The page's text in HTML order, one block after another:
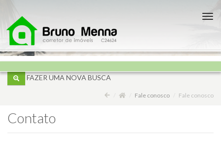
FAZER UMA NOVA BUSCA
Fale conosco Fale conosco
Contato